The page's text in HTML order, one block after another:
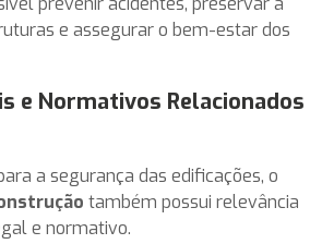
e assegurar o bem-estar dos
e Normativos Relacionados
a segurança das edificações, o
também possui relevância
e normativo.